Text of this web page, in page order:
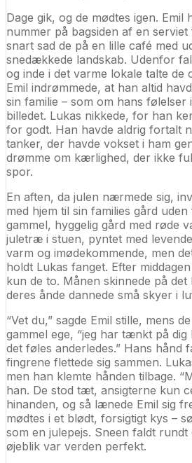
Dage gik, og de mødtes igen. Emil
nummer på bagsiden af en
snart sad de på en lille café med
snedækkede landskab. Udenfor
og inde i det varme lokale talte de
Emil indrømmede, at han altid
sin familie – som om hans følelser
billedet. Lukas nikkede, for han
for godt. Han havde aldrig fortalt
tanker, der havde vokset i ham
drømme om kærlighed, der ikke
spor.
En aften, da julen nærmede sig,
med hjem til sin families gård
gammel, hyggelig gård med røde
juletræ i stuen, pyntet med
varm og imødekommende, men
holdt Lukas fanget. Efter
kun de to. Månen skinnede på det
deres ånde dannede små skyer i
“Vet du,” sagde Emil stille, mens
gammel ege, “jeg har tænkt på
det føles anderledes.” Hans hånd
fingrene flettede sig sammen.
men han klemte hånden tilbage.
han. De stod tæt, ansigterne kun
hinanden, og så lænede Emil sig
mødtes i et blødt, forsigtigt kys –
som en julepejs. Sneen faldt rundt
øjeblik var verden perfekt.